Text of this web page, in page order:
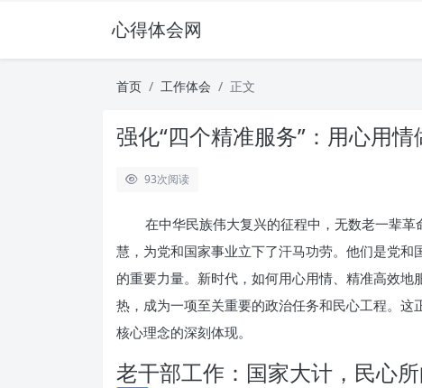
心得体会网
首页 工作体会 正文
强化“四个精准服务”：用心用
93次阅读
在中华民族伟大复兴的征程中，无数老一辈
慧，为党和国家事业立下了汗马功劳。他们是党
的重要力量。新时代，如何用心用情、精准高效
热，成为一项至关重要的政治任务和民心工程。这
核心理念的深刻体现。
老干部工作：国家大计，民心所